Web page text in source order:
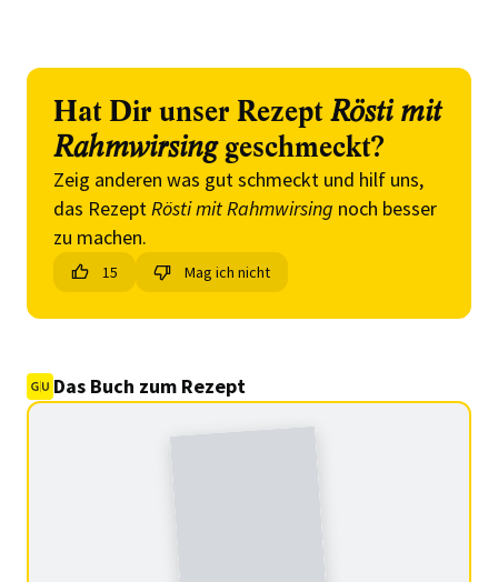
Hat Dir unser Rezept Rösti mit
Rahmwirsinggeschmeckt?
Zeig anderen was gut schmeckt und hilf uns,
das RezeptRösti mit Rahmwirsing noch besser
zu machen.
15 Mag ich nicht
Das Buch zum Rezept